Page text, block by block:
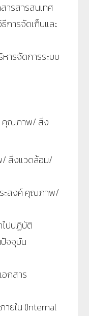
ารสารสนเทศ
ารจัดเก็บและ
รจัดการระบบ
คุณภาพ/ สิ่ง
งแวดล้อม/
สงค์ คุณภาพ/
ไปปฏิบัติ
เป็นปัจจุบัน
อกสาร
ยใน (Internal